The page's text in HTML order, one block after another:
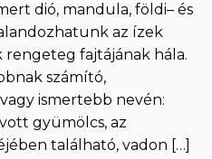
dió, mandula, földi– és
az ízek
rengeteg fajtájának hála.
számító,
ismertebb nevén:
gyümölcs, az
található, vadon […]